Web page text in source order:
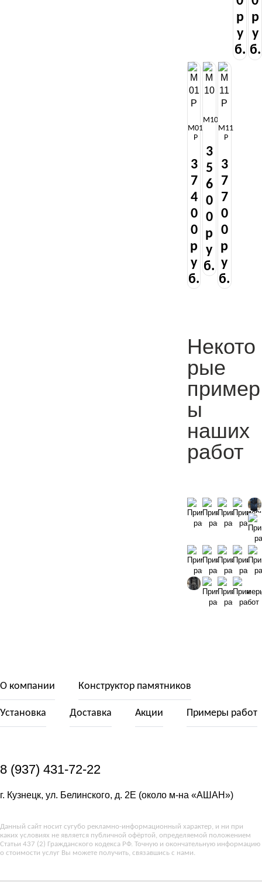
р
у
б.
р
у
б.
М01
Р
3
7
4
0
0
р
у
б.
М10
3
5
6
0
0
р
у
б.
М11
Р
3
7
7
0
0
р
у
б.
Некото
рые
пример
ы
наших
работ
О компании Конструктор памятников
Установка Доставка Акции Примеры работ
8 (937) 431-72-22
г. Кузнецк, ул. Белинского, д. 2Е (около м-на «АШАН»)
Данный сайт носит сугубо рекламно-информационный характер, и ни при
каких условиях не является публичной офёртой, определяемой положением
Статьи 437 (2) Гражданского кодекса РФ. Точную и окончательную информацию
о стоимости услуг Вы можете получить, связавшись с нами.